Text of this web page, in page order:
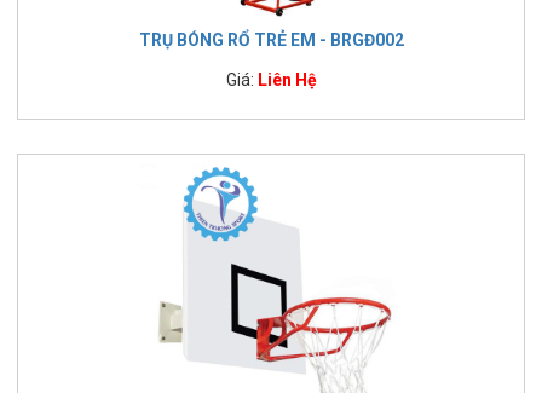
TRỤ BÓNG RỔ TRẺ EM - BRGĐ002
Giá: Liên Hệ